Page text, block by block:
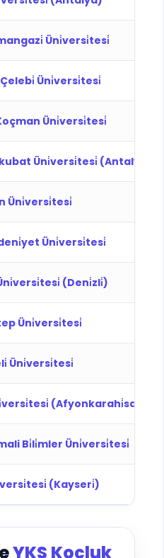
Üni̇versi̇tesi̇
Üni̇versi̇tesi̇
Üni̇versi̇tesi̇
Üni̇versi̇tesi̇ (Antalya)
Üni̇versi̇tesi̇
Üni̇versi̇tesi̇
(Deni̇zli̇)
Üni̇versi̇tesi̇
Üni̇versi̇tesi̇
(Afyonkarahi̇sar)
Bi̇li̇mler Üni̇versi̇tesi̇
(Kayseri̇)
YKS Koçluk